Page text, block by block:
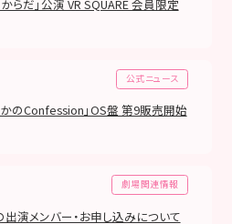
らだ」公演 VR SQUARE 会員限定
公式ニュース
のConfession」OS盤 第9販売開始
劇場関連情報
出演メンバー・お申し込みについて